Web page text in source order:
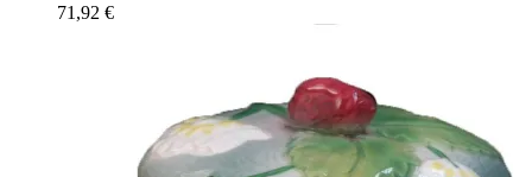
71,92 €